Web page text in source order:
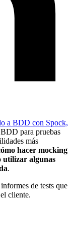
a BDD con Spock,
para pruebas
más
hacer mocking
utilizar algunas
.
de tests que
cliente.